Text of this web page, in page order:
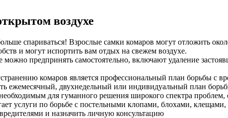
воздухе
спариваться! Взрослые самки комаров могут отложить
и могут испортить вам отдых на свежем воздухе.
предпринять самостоятельно, включают удаление
комаров является профессиональный план борьбы с
ежемесячный, двухнедельный или индивидуальный план
для гуманного решения широкого спектра проблем,
услуги по борьбе с постельными клопами, блохами,
и назначить личную консультацию